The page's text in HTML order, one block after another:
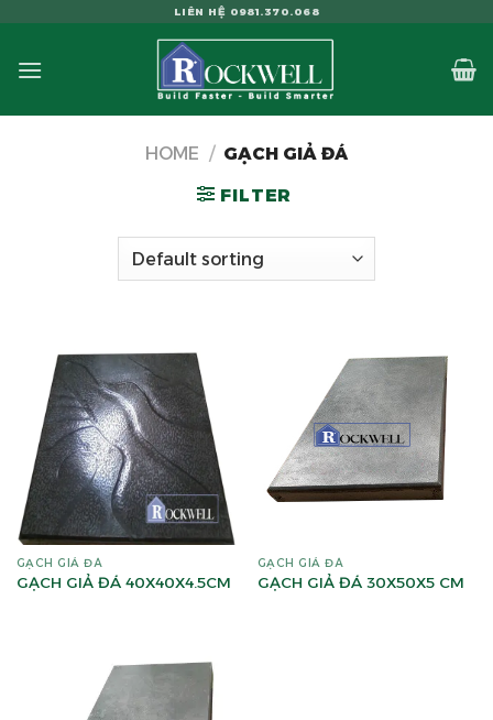
content
LIÊN HỆ 0981.370.068
HOME / GẠCH GIẢ ĐÁ
FILTER
GẠCH GIẢ ĐÁ
GẠCH GIẢ ĐÁ 40X40X4.5CM
GẠCH GIẢ ĐÁ
GẠCH GIẢ ĐÁ 30X50X5 CM